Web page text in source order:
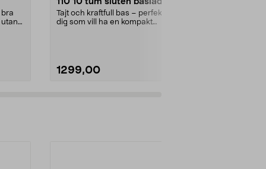
bra
utan
250 W RMS
Tajt och kraftfull bas – perfekt för
dig som vill ha en kompakt
1299,00